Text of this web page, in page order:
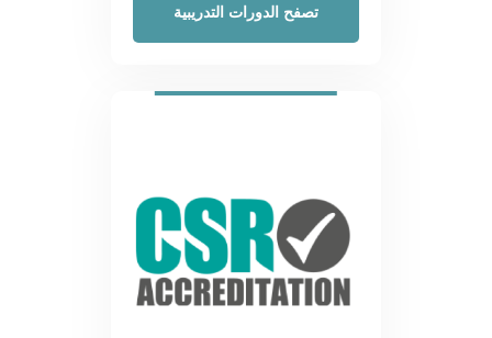
تصفح الدورات التدريبية